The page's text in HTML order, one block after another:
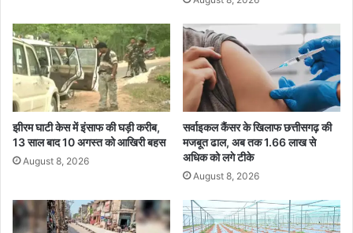
ज
न
जा
ति
आ
यो
ग
की
प्र
द्ध
ता
लो
गों
की
जा
न
ग
ई
,
4
ड़
कें
झीरम घाटी केस में इंसाफ की घड़ी करीब,
13 साल बाद 10 अगस्त को आखिरी बहस
August 8, 2026
सर्वाइकल कैंसर के खिलाफ छत्तीसगढ़ की
मजबूत ढाल, अब तक 1.66 लाख से
अधिक को लगे टीके
August 8, 2026